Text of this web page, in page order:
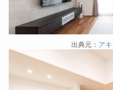
出典元： ア